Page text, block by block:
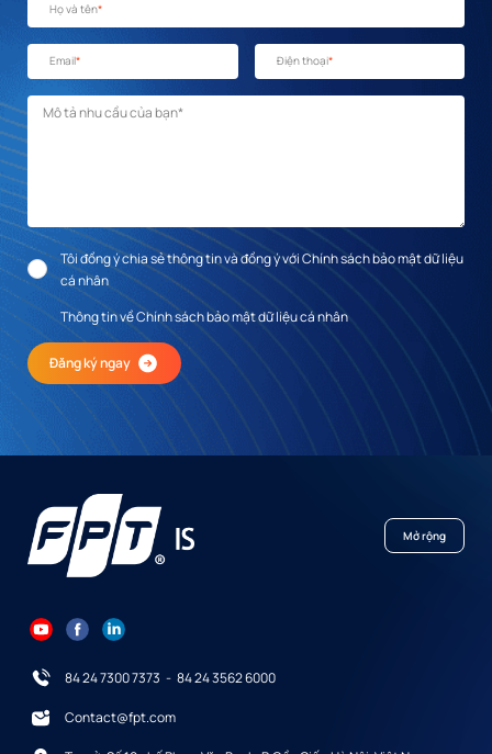
Họ và tên*
Email* Điện thoại*
Mô tả nhu cầu *
Tôi đồng ý chia sẻ thông tin và đồng ý với Chính sách bảo mật dữ liệu
cá nhân
Thông tin về Chính sách bảo mật dữ liệu cá nhân
Đăng ký ngay
Mở rộng
84 24 7300 7373 - 84 24 3562 6000
Contact@fpt.com